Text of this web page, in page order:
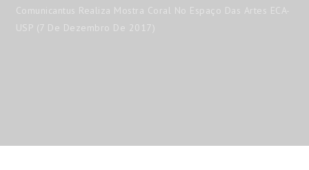
Comunicantus Realiza Mostra Coral No Espaço Das Artes ECA-
USP (7 De Dezembro De 2017)